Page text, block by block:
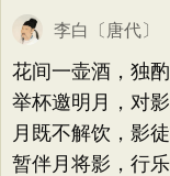
李白 〔唐代〕
花间一壶酒，独酌
举杯邀明月，对影
月既不解饮，影徒
暂伴月将影，行乐